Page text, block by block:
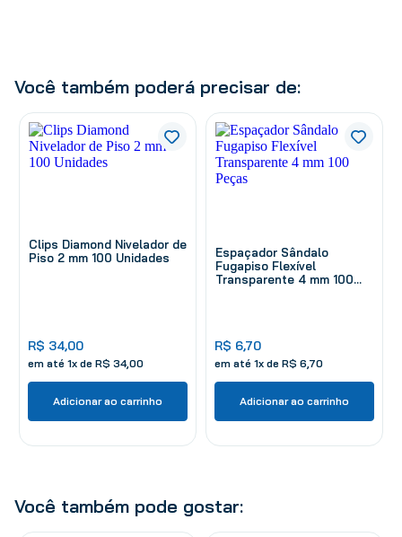
Você também poderá precisar de:
Clips Diamond Nivelador de
Piso 2 mm 100 Unidades
R$ 34,00
em até 1x de R$ 34,00
Adicionar ao carrinho
Espaçador Sândalo
Fugapiso Flexível
Transparente 4 mm 100
R$ 6,70
em até 1x de R$ 6,70
Adicionar ao carrinho
Você também pode gostar: